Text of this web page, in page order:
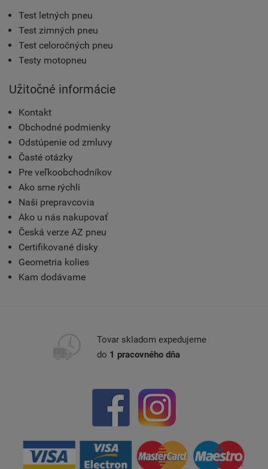
Test letných pneu
Test zimných pneu
Test celoročných pneu
Testy motopneu
Užitočné informácie
Kontakt
Obchodné podmienky
Odstúpenie od zmluvy
Časté otázky
Pre veľkoobchodníkov
Ako sme rýchli
Naši prepravcovia
Ako u nás nakupovať
Česká verze AZ pneu
Certifikované disky
Geometria kolies
Kam dodávame
Tovar skladom expedujeme
do 1 pracovného dňa